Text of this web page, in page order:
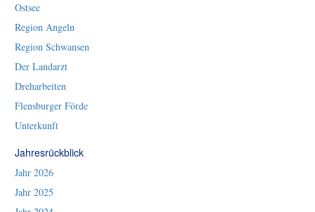
Ostsee
Region Angeln
Region Schwansen
Der Landarzt
Dreharbeiten
Flensburger Förde
Unterkunft
Jahresrückblick
Jahr 2026
Jahr 2025